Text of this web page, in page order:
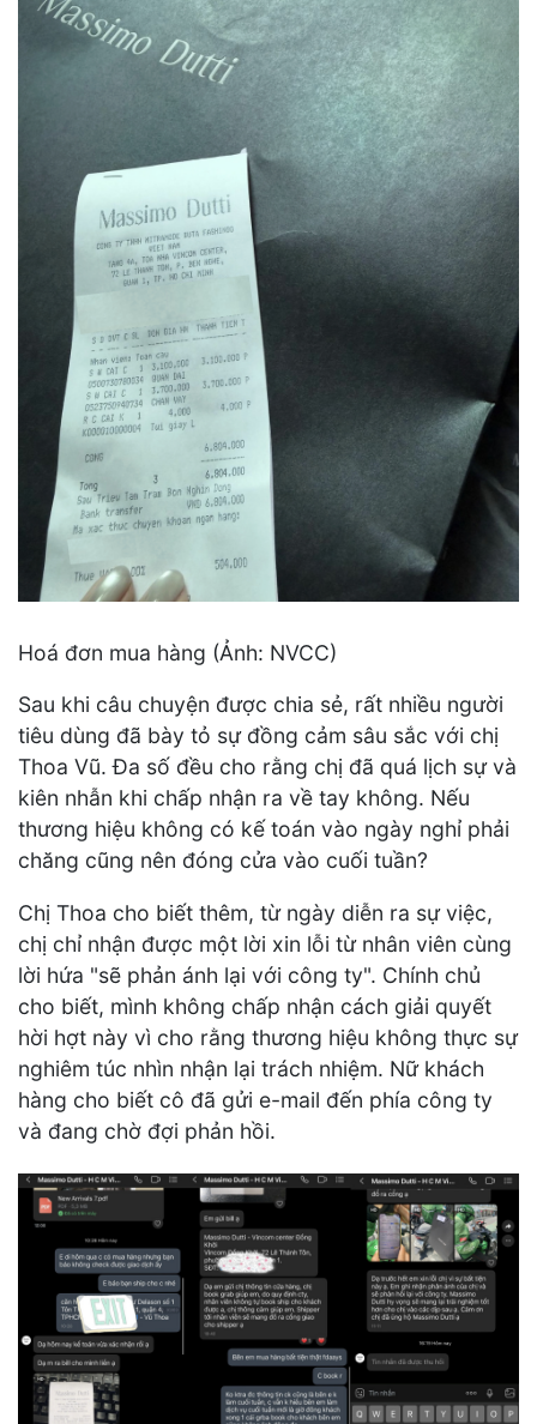
Hoá đơn mua hàng (Ảnh: NVCC)
Sau khi câu chuyện được chia sẻ, rất nhiều người
tiêu dùng đã bày tỏ sự đồng cảm sâu sắc với chị
Thoa Vũ. Đa số đều cho rằng chị đã quá lịch sự và
kiên nhẫn khi chấp nhận ra về tay không. Nếu
thương hiệu không có kế toán vào ngày nghỉ phải
chăng cũng nên đóng cửa vào cuối tuần?
Chị Thoa cho biết thêm, từ ngày diễn ra sự việc,
chị chỉ nhận được một lời xin lỗi từ nhân viên cùng
lời hứa "sẽ phản ánh lại với công ty". Chính chủ
cho biết, mình không chấp nhận cách giải quyết
hời hợt này vì cho rằng thương hiệu không thực sự
nghiêm túc nhìn nhận lại trách nhiệm. Nữ khách
hàng cho biết cô đã gửi e-mail đến phía công ty
và đang chờ đợi phản hồi.